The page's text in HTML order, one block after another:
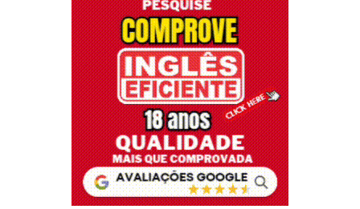
O novo decreto ainda inclui a exigência
obrigatória do uso de máscaras em espaços
públicos do município de Alcântara, assim
como em transportes coletivos de
passageiros intermunicipal (vans, ônibus,
carros de linha e congêneres), além de
estabelecimentos comerciais e de serviços
no município de Alcântara. A medida vale
para os setores públicos e privados. O uso
de máscaras passará a valer a partir desta